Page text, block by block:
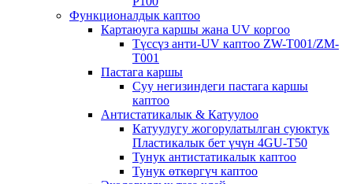
Функционалдык каптоо
Картаюуга каршы жана UV коргоо
Түссүз анти-UV каптоо ZW-T001/ZM-
T001
Пастага каршы
Суу негизиндеги пастага каршы
каптоо
Антистатикалык & Катуулоо
Катуулугу жогорулатылган суюктук
Пластикалык бет үчүн 4GU-T50
Тунук антистатикалык каптоо
Тунук өткөргүч каптоо